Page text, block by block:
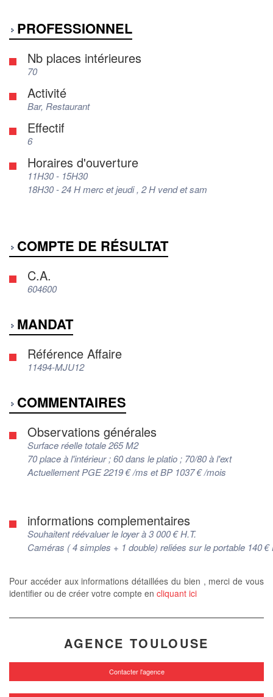
PROFESSIONNEL
Nb places intérieures
70
Activité
Bar, Restaurant
Effectif
6
Horaires d'ouverture
11H30 - 15H30
18H30 - 24 H merc et jeudi , 2 H vend et sam
COMPTE DE RÉSULTAT
C.A.
604600
MANDAT
Référence Affaire
11494-MJU12
COMMENTAIRES
Observations générales
Surface réelle totale 265 M2
70 place à l'intérieur ; 60 dans le platio ; 70/80 à l'ext
Actuellement PGE 2219 € /ms et BP 1037 € /mois
informations complementaires
Souhaitent réévaluer le loyer à 3 000 € H.T.
Caméras ( 4 simples + 1 double) reliées sur le portable 140 €
Pour accéder aux informations détaillées du bien , merci de vous
identifier ou de créer votre compte en cliquant ici
AGENCE TOULOUSE
Contacter l'agence